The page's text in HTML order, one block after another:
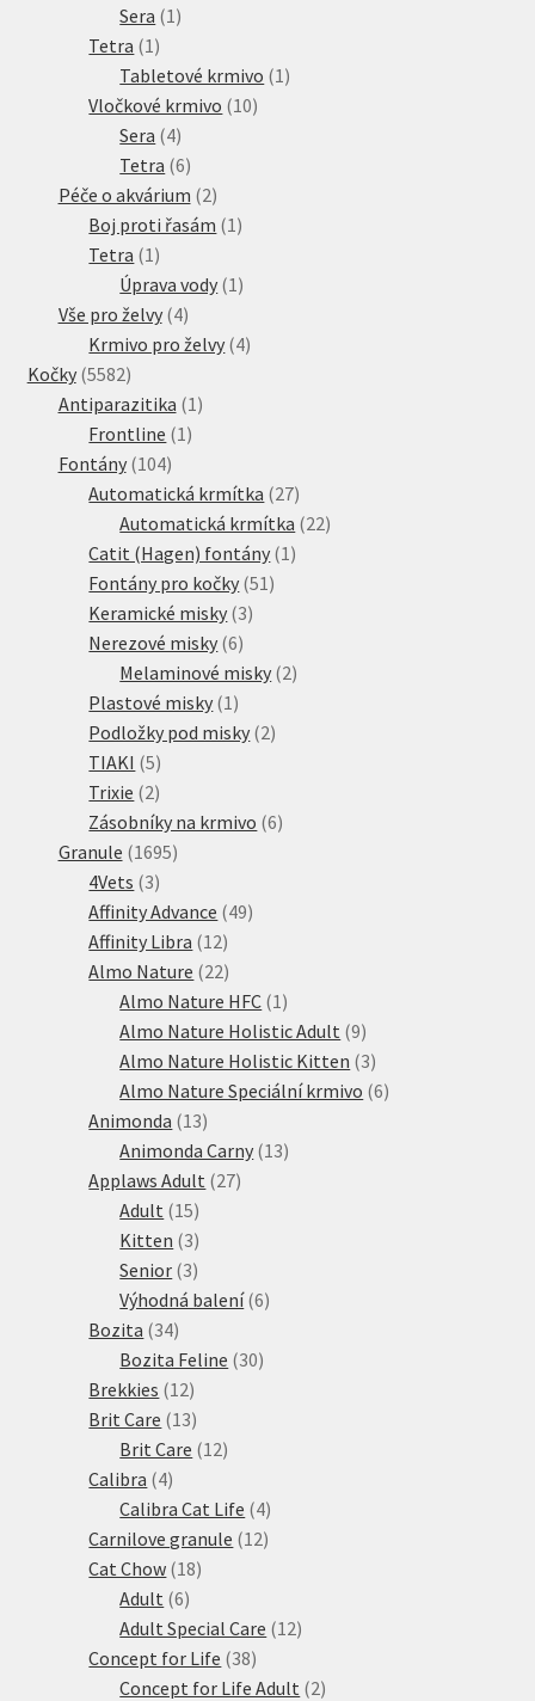
Sera 1 1
Tetra 1 1
produkt
Tabletové krmivo 1 1
Vločkové krmivo 1010
Sera 44
produkty
Tetra 66
produktů
Péče o akvárium 22
produkty
Boj proti řasám 1 1
Tetra 1 1
produkt
Úprava vody 1 1
Vše pro želvy 44
produkty
Krmivo pro želvy 44
Kočky 55825582
produktů
Antiparazitika 1 1
Frontline 1 1
Fontány 104104
produktů
Automatická krmítka 2727
produktů
Automatická krmítka 2222
Catit (Hagen) fontány 1 1
Fontány pro kočky 51 51
Keramické misky 33
Nerezové misky 66
produktů
Melaminové misky 22
Plastové misky 1 1
produkt
Podložky pod misky 22
TIAKI 55
produktů
Trixie 22
produkty
Zásobníky na krmivo 66
Granule 16951695
4Vets 33
produkty
Affinity Advance 4949
Affinity Libra 1212
produktů
Almo Nature 2222
produktů
Almo Nature HFC 1 1
produkt
Almo Nature Holistic Adult 99
produktů
Almo Nature Holistic Kitten 33
produkty
Almo Nature Speciální krmivo 66
Animonda 1313
produktů
Animonda Carny 1313
Applaws Adult 2727
Adult 1515
produktů
Kitten 33
produkty
Senior 33
produkty
Výhodná balení 66
Bozita 3434
produktů
Bozita Feline 3030
Brekkies 1212
produktů
Brit Care 1313
produktů
Brit Care 1212
Calibra 44
produkty
Calibra Cat Life 44
produkty
Carnilove granule 1212
Cat Chow 1818
Adult 66
produktů
Adult Special Care 1212
Concept for Life 3838
produktů
Concept for Life Adult 22